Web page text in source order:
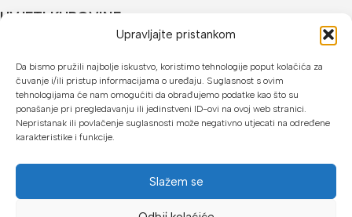
Upravljajte pristankom
Da bismo pružili najbolje iskustvo, koristimo tehnologije poput kolačića za
čuvanje i/ili pristup informacijama o uređaju. Suglasnost s ovim
tehnologijama će nam omogućiti da obrađujemo podatke kao što su
ponašanje pri pregledavanju ili jedinstveni ID-ovi na ovoj web stranici.
Nepristanak ili povlačenje suglasnosti može negativno utjecati na određene
karakteristike i funkcije.
Slažem se
UVJETI KUPOVINE
U našoj web trgovini možete platiti:
Kreditnim karticama jednokratno ili do 24 rate
Općom uplatnicom, virmanom, internet bankarstvom
Gotovinom prilikom preuzimanja
Mikrofin do 18 rata